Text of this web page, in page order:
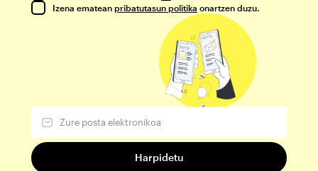
Izena ematean pribatutasun politika onartzen duzu.